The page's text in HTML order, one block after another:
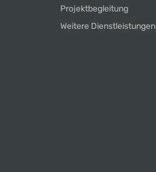
Projektbegleitung
Weitere Dienstleistungen